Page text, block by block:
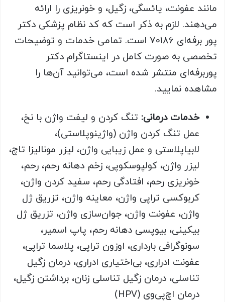
مانند عفونت، یائسگی، زگیل، و خونریزی را ارائه
می‌دهند. لازم به ذکر است که کد نظام پزشکی دکتر
پور برفه‌ای 70186 است. تمامی خدمات و توضیحات
تخصصی به ‌صورت کامل در اینستاگرام دکتر
پوربرفه‌ای منتشر شده است، می‌توانید آن‌ها را
مشاهده نمایید.
خدمات درمانی: تنگ کردن و لیفت واژن با نخ،
عمل تنگ کردن واژن (واژینوپلاستی)،
لابیاپلاستی و عمل زیبایی واژن، لیزر مونالیزا تاچ،
لیزر واژن، کولپوسکوپی، زخم دهانه رحم، رحم،
خونریزی رحم، افتادگی رحم، سفید کردن واژن،
کربوکسی تراپی واژن، معاینه واژن، تزریق ژل
واژن، عفونت واژن، جوان‌سازی واژن، تزریق ژل
بیکینی، بیوپسی دهانه رحم، پاپ اسمیر،
سونوگرافی بارداری، اوزون تراپی، پلاسما تراپی،
عفونت ادراری، بی‌اختیاری ادراری، درمان زگیل
تناسلی، درمان زگیل تناسلی زنان، برداشتن زگیل،
درمان اچ‌پی‌وی (HPV)